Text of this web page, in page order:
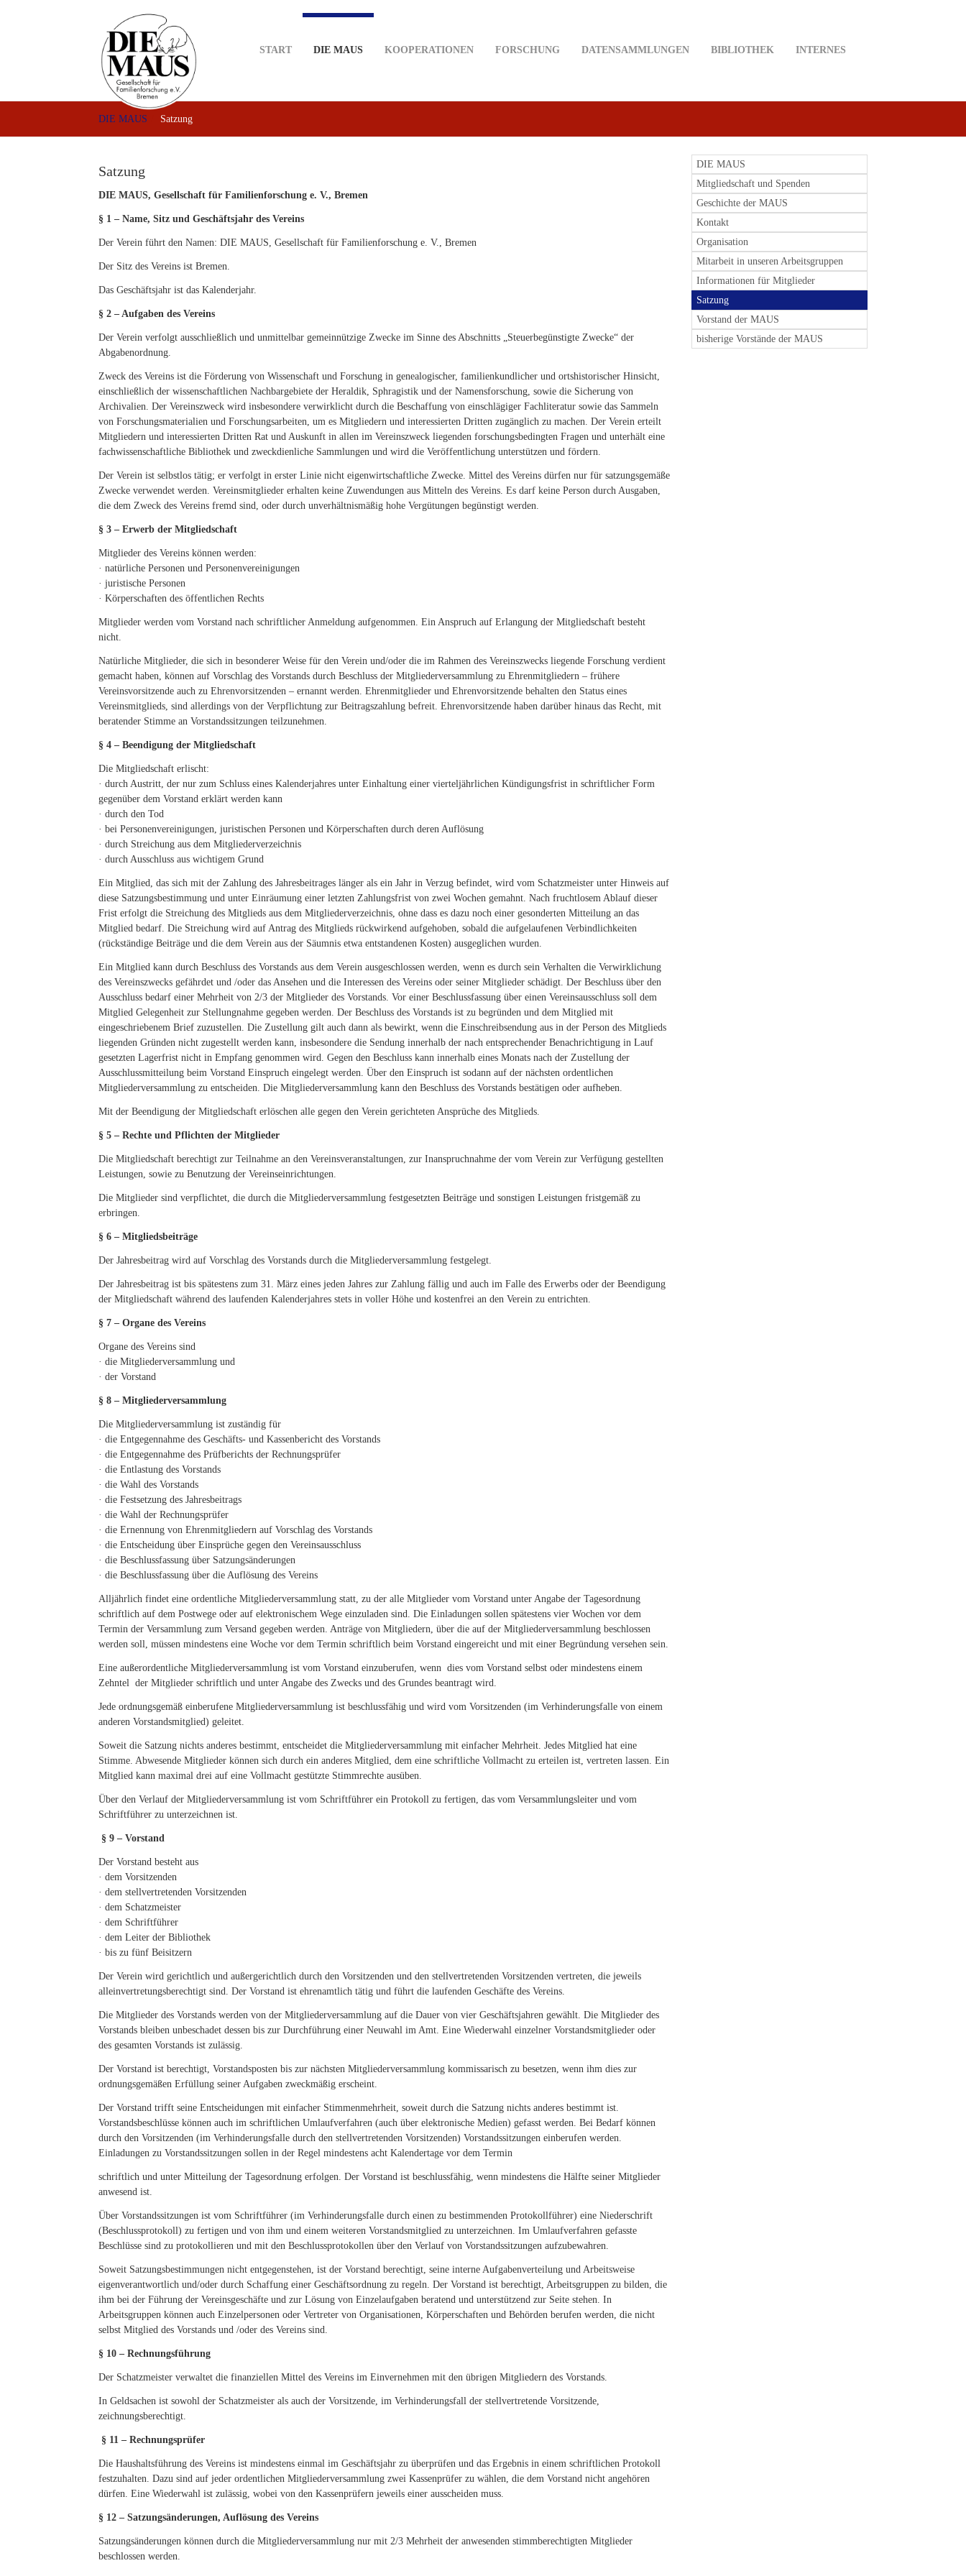
START DIE MAUS KOOPERATIONEN FORSCHUNG DATENSAMMLUNGEN BIBLIOTHEK INTERNES
DIE MAUS Satzung
Satzung
DIE MAUS, Gesellschaft für Familienforschung e. V., Bremen
§ 1 – Name, Sitz und Geschäftsjahr des Vereins
Der Verein führt den Namen: DIE MAUS, Gesellschaft für Familienforschung e. V., Bremen
Der Sitz des Vereins ist Bremen.
Das Geschäftsjahr ist das Kalenderjahr.
§ 2 – Aufgaben des Vereins
Der Verein verfolgt ausschließlich und unmittelbar gemeinnützige Zwecke im Sinne des Abschnitts „Steuerbegünstigte Zwecke“ der
Abgabenordnung.
Zweck des Vereins ist die Förderung von Wissenschaft und Forschung in genealogischer, familienkundlicher und ortshistorischer Hinsicht,
einschließlich der wissenschaftlichen Nachbargebiete der Heraldik, Sphragistik und der Namensforschung, sowie die Sicherung von
Archivalien. Der Vereinszweck wird insbesondere verwirklicht durch die Beschaffung von einschlägiger Fachliteratur sowie das Sammeln
von Forschungsmaterialien und Forschungsarbeiten, um es Mitgliedern und interessierten Dritten zugänglich zu machen. Der Verein erteilt
Mitgliedern und interessierten Dritten Rat und Auskunft in allen im Vereinszweck liegenden forschungsbedingten Fragen und unterhält eine
fachwissenschaftliche Bibliothek und zweckdienliche Sammlungen und wird die Veröffentlichung unterstützen und fördern.
Der Verein ist selbstlos tätig; er verfolgt in erster Linie nicht eigenwirtschaftliche Zwecke. Mittel des Vereins dürfen nur für satzungsgemäße
Zwecke verwendet werden. Vereinsmitglieder erhalten keine Zuwendungen aus Mitteln des Vereins. Es darf keine Person durch Ausgaben,
die dem Zweck des Vereins fremd sind, oder durch unverhältnismäßig hohe Vergütungen begünstigt werden.
§ 3 – Erwerb der Mitgliedschaft
Mitglieder des Vereins können werden:
· natürliche Personen und Personenvereinigungen
· juristische Personen
· Körperschaften des öffentlichen Rechts
Mitglieder werden vom Vorstand nach schriftlicher Anmeldung aufgenommen. Ein Anspruch auf Erlangung der Mitgliedschaft besteht
nicht.
Natürliche Mitglieder, die sich in besonderer Weise für den Verein und/oder die im Rahmen des Vereinszwecks liegende Forschung verdient
gemacht haben, können auf Vorschlag des Vorstands durch Beschluss der Mitgliederversammlung zu Ehrenmitgliedern – frühere
Vereinsvorsitzende auch zu Ehrenvorsitzenden – ernannt werden. Ehrenmitglieder und Ehrenvorsitzende behalten den Status eines
Vereinsmitglieds, sind allerdings von der Verpflichtung zur Beitragszahlung befreit. Ehrenvorsitzende haben darüber hinaus das Recht, mit
beratender Stimme an Vorstandssitzungen teilzunehmen.
§ 4 – Beendigung der Mitgliedschaft
Die Mitgliedschaft erlischt:
· durch Austritt, der nur zum Schluss eines Kalenderjahres unter Einhaltung einer vierteljährlichen Kündigungsfrist in schriftlicher Form
gegenüber dem Vorstand erklärt werden kann
· durch den Tod
· bei Personenvereinigungen, juristischen Personen und Körperschaften durch deren Auflösung
· durch Streichung aus dem Mitgliederverzeichnis
· durch Ausschluss aus wichtigem Grund
Ein Mitglied, das sich mit der Zahlung des Jahresbeitrages länger als ein Jahr in Verzug befindet, wird vom Schatzmeister unter Hinweis auf
diese Satzungsbestimmung und unter Einräumung einer letzten Zahlungsfrist von zwei Wochen gemahnt. Nach fruchtlosem Ablauf dieser
Frist erfolgt die Streichung des Mitglieds aus dem Mitgliederverzeichnis, ohne dass es dazu noch einer gesonderten Mitteilung an das
Mitglied bedarf. Die Streichung wird auf Antrag des Mitglieds rückwirkend aufgehoben, sobald die aufgelaufenen Verbindlichkeiten
(rückständige Beiträge und die dem Verein aus der Säumnis etwa entstandenen Kosten) ausgeglichen wurden.
Ein Mitglied kann durch Beschluss des Vorstands aus dem Verein ausgeschlossen werden, wenn es durch sein Verhalten die Verwirklichung
des Vereinszwecks gefährdet und /oder das Ansehen und die Interessen des Vereins oder seiner Mitglieder schädigt. Der Beschluss über den
Ausschluss bedarf einer Mehrheit von 2/3 der Mitglieder des Vorstands. Vor einer Beschlussfassung über einen Vereinsausschluss soll dem
Mitglied Gelegenheit zur Stellungnahme gegeben werden. Der Beschluss des Vorstands ist zu begründen und dem Mitglied mit
eingeschriebenem Brief zuzustellen. Die Zustellung gilt auch dann als bewirkt, wenn die Einschreibsendung aus in der Person des Mitglieds
liegenden Gründen nicht zugestellt werden kann, insbesondere die Sendung innerhalb der nach entsprechender Benachrichtigung in Lauf
gesetzten Lagerfrist nicht in Empfang genommen wird. Gegen den Beschluss kann innerhalb eines Monats nach der Zustellung der
Ausschlussmitteilung beim Vorstand Einspruch eingelegt werden. Über den Einspruch ist sodann auf der nächsten ordentlichen
Mitgliederversammlung zu entscheiden. Die Mitgliederversammlung kann den Beschluss des Vorstands bestätigen oder aufheben.
Mit der Beendigung der Mitgliedschaft erlöschen alle gegen den Verein gerichteten Ansprüche des Mitglieds.
§ 5 – Rechte und Pflichten der Mitglieder
Die Mitgliedschaft berechtigt zur Teilnahme an den Vereinsveranstaltungen, zur Inanspruchnahme der vom Verein zur Verfügung gestellten
Leistungen, sowie zu Benutzung der Vereinseinrichtungen.
Die Mitglieder sind verpflichtet, die durch die Mitgliederversammlung festgesetzten Beiträge und sonstigen Leistungen fristgemäß zu
erbringen.
§ 6 – Mitgliedsbeiträge
Der Jahresbeitrag wird auf Vorschlag des Vorstands durch die Mitgliederversammlung festgelegt.
Der Jahresbeitrag ist bis spätestens zum 31. März eines jeden Jahres zur Zahlung fällig und auch im Falle des Erwerbs oder der Beendigung
der Mitgliedschaft während des laufenden Kalenderjahres stets in voller Höhe und kostenfrei an den Verein zu entrichten.
§ 7 – Organe des Vereins
Organe des Vereins sind
· die Mitgliederversammlung und
· der Vorstand
§ 8 – Mitgliederversammlung
Die Mitgliederversammlung ist zuständig für
· die Entgegennahme des Geschäfts- und Kassenbericht des Vorstands
· die Entgegennahme des Prüfberichts der Rechnungsprüfer
· die Entlastung des Vorstands
· die Wahl des Vorstands
· die Festsetzung des Jahresbeitrags
· die Wahl der Rechnungsprüfer
· die Ernennung von Ehrenmitgliedern auf Vorschlag des Vorstands
· die Entscheidung über Einsprüche gegen den Vereinsausschluss
· die Beschlussfassung über Satzungsänderungen
· die Beschlussfassung über die Auflösung des Vereins
Alljährlich findet eine ordentliche Mitgliederversammlung statt, zu der alle Mitglieder vom Vorstand unter Angabe der Tagesordnung
schriftlich auf dem Postwege oder auf elektronischem Wege einzuladen sind. Die Einladungen sollen spätestens vier Wochen vor dem
Termin der Versammlung zum Versand gegeben werden. Anträge von Mitgliedern, über die auf der Mitgliederversammlung beschlossen
werden soll, müssen mindestens eine Woche vor dem Termin schriftlich beim Vorstand eingereicht und mit einer Begründung versehen sein.
Eine außerordentliche Mitgliederversammlung ist vom Vorstand einzuberufen, wenn dies vom Vorstand selbst oder mindestens einem
Zehntel der Mitglieder schriftlich und unter Angabe des Zwecks und des Grundes beantragt wird.
Jede ordnungsgemäß einberufene Mitgliederversammlung ist beschlussfähig und wird vom Vorsitzenden (im Verhinderungsfalle von einem
anderen Vorstandsmitglied) geleitet.
Soweit die Satzung nichts anderes bestimmt, entscheidet die Mitgliederversammlung mit einfacher Mehrheit. Jedes Mitglied hat eine
Stimme. Abwesende Mitglieder können sich durch ein anderes Mitglied, dem eine schriftliche Vollmacht zu erteilen ist, vertreten lassen. Ein
Mitglied kann maximal drei auf eine Vollmacht gestützte Stimmrechte ausüben.
Über den Verlauf der Mitgliederversammlung ist vom Schriftführer ein Protokoll zu fertigen, das vom Versammlungsleiter und vom
Schriftführer zu unterzeichnen ist.
§ 9 – Vorstand
Der Vorstand besteht aus
· dem Vorsitzenden
· dem stellvertretenden Vorsitzenden
· dem Schatzmeister
· dem Schriftführer
· dem Leiter der Bibliothek
· bis zu fünf Beisitzern
Der Verein wird gerichtlich und außergerichtlich durch den Vorsitzenden und den stellvertretenden Vorsitzenden vertreten, die jeweils
alleinvertretungsberechtigt sind. Der Vorstand ist ehrenamtlich tätig und führt die laufenden Geschäfte des Vereins.
Die Mitglieder des Vorstands werden von der Mitgliederversammlung auf die Dauer von vier Geschäftsjahren gewählt. Die Mitglieder des
Vorstands bleiben unbeschadet dessen bis zur Durchführung einer Neuwahl im Amt. Eine Wiederwahl einzelner Vorstandsmitglieder oder
des gesamten Vorstands ist zulässig.
Der Vorstand ist berechtigt, Vorstandsposten bis zur nächsten Mitgliederversammlung kommissarisch zu besetzen, wenn ihm dies zur
ordnungsgemäßen Erfüllung seiner Aufgaben zweckmäßig erscheint.
Der Vorstand trifft seine Entscheidungen mit einfacher Stimmenmehrheit, soweit durch die Satzung nichts anderes bestimmt ist.
Vorstandsbeschlüsse können auch im schriftlichen Umlaufverfahren (auch über elektronische Medien) gefasst werden. Bei Bedarf können
durch den Vorsitzenden (im Verhinderungsfalle durch den stellvertretenden Vorsitzenden) Vorstandssitzungen einberufen werden.
Einladungen zu Vorstandssitzungen sollen in der Regel mindestens acht Kalendertage vor dem Termin
schriftlich und unter Mitteilung der Tagesordnung erfolgen. Der Vorstand ist beschlussfähig, wenn mindestens die Hälfte seiner Mitglieder
anwesend ist.
Über Vorstandssitzungen ist vom Schriftführer (im Verhinderungsfalle durch einen zu bestimmenden Protokollführer) eine Niederschrift
(Beschlussprotokoll) zu fertigen und von ihm und einem weiteren Vorstandsmitglied zu unterzeichnen. Im Umlaufverfahren gefasste
Beschlüsse sind zu protokollieren und mit den Beschlussprotokollen über den Verlauf von Vorstandssitzungen aufzubewahren.
Soweit Satzungsbestimmungen nicht entgegenstehen, ist der Vorstand berechtigt, seine interne Aufgabenverteilung und Arbeitsweise
eigenverantwortlich und/oder durch Schaffung einer Geschäftsordnung zu regeln. Der Vorstand ist berechtigt, Arbeitsgruppen zu bilden, die
ihm bei der Führung der Vereinsgeschäfte und zur Lösung von Einzelaufgaben beratend und unterstützend zur Seite stehen. In
Arbeitsgruppen können auch Einzelpersonen oder Vertreter von Organisationen, Körperschaften und Behörden berufen werden, die nicht
selbst Mitglied des Vorstands und /oder des Vereins sind.
§ 10 – Rechnungsführung
Der Schatzmeister verwaltet die finanziellen Mittel des Vereins im Einvernehmen mit den übrigen Mitgliedern des Vorstands.
In Geldsachen ist sowohl der Schatzmeister als auch der Vorsitzende, im Verhinderungsfall der stellvertretende Vorsitzende,
zeichnungsberechtigt.
§ 11 – Rechnungsprüfer
Die Haushaltsführung des Vereins ist mindestens einmal im Geschäftsjahr zu überprüfen und das Ergebnis in einem schriftlichen Protokoll
festzuhalten. Dazu sind auf jeder ordentlichen Mitgliederversammlung zwei Kassenprüfer zu wählen, die dem Vorstand nicht angehören
dürfen. Eine Wiederwahl ist zulässig, wobei von den Kassenprüfern jeweils einer ausscheiden muss.
§ 12 – Satzungsänderungen, Auflösung des Vereins
Satzungsänderungen können durch die Mitgliederversammlung nur mit 2/3 Mehrheit der anwesenden stimmberechtigten Mitglieder
beschlossen werden.
DIE MAUS
Mitgliedschaft und Spenden
Geschichte der MAUS
Kontakt
Organisation
Mitarbeit in unseren Arbeitsgruppen
Informationen für Mitglieder
Satzung
Vorstand der MAUS
bisherige Vorstände der MAUS